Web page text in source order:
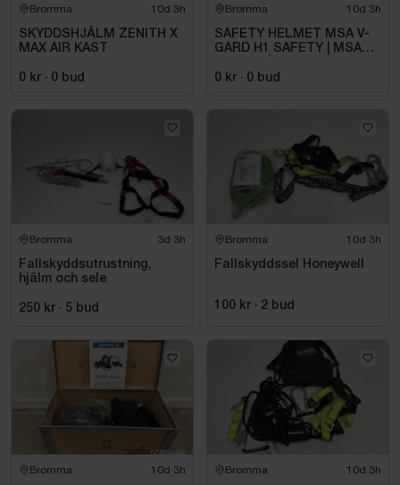
Bromma 10d 3h
SKYDDSHJÄLM ZENITH X
MAX AIR KAST
0 kr · 0 bud
Bromma 10d 3h
SAFETY HELMET MSA V-
GARD H1 SAFETY | MSA
0 kr · 0 bud
Bromma 3d 3h
Fallskyddsutrustning,
hjälm och sele
250 kr · 5 bud
Bromma 10d 3h
Fallskyddssel Honeywell
100 kr · 2 bud
Bromma 10d 3h Bromma 10d 3h